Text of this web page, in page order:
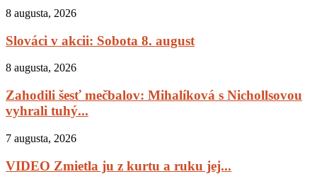
8 augusta, 2026
Slováci v akcii: Sobota 8. august
8 augusta, 2026
Zahodili šesť mečbalov: Mihalíková s Nichollsovou
vyhrali tuhý...
7 augusta, 2026
VIDEO Zmietla ju z kurtu a ruku jej...